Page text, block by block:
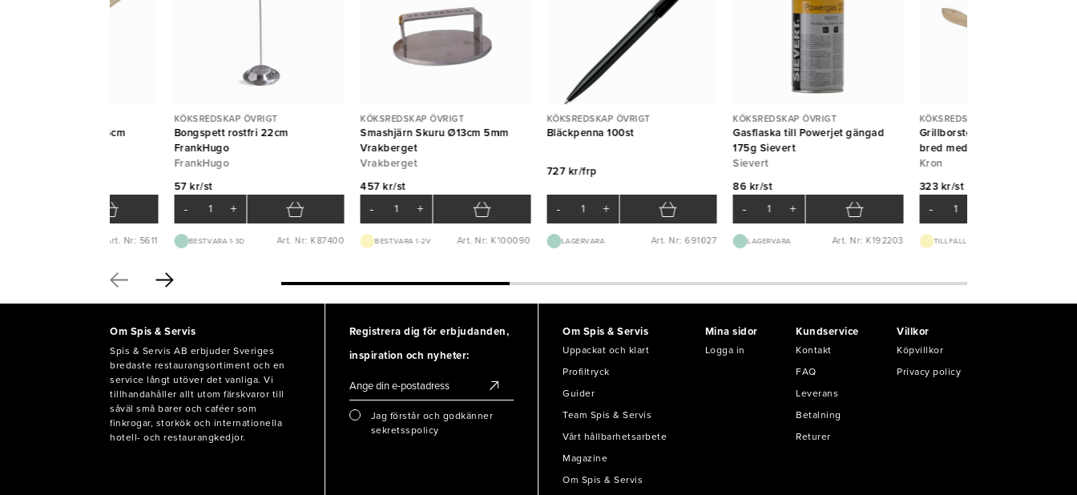
bambu Pure 15cm
Art. Nr: 5611
KÖKSREDSKAP ÖVRIGT
Bongspett rostfri 22cm
FrankHugo
FrankHugo
57 kr/st
- +
BEST.VARA 1-3D Art. Nr: K87400
KÖKSREDSKAP ÖVRIGT
Smashjärn Skuru Ø13cm 5mm
Vrakberget
Vrakberget
457 kr/st
- +
BEST.VARA 1-2V Art. Nr: K100090
KÖKSREDSKAP ÖVRIGT
Bläckpenna 100st
727 kr/frp
- +
LAGERVARA Art. Nr: 691027
KÖKSREDSKAP ÖVRIGT
Gasflaska till Powerjet gängad
175g Sievert
Sievert
86 kr/st
- +
LAGERVARA Art. Nr: K192203
KÖKSREDSKAP ÖVRIGT
Grillborste huggblocksborste
bred med handtag
Kron
323 kr/st
-
TILLFÄLLIGT SLUT
Om Spis & Servis
Spis & Servis AB erbjuder Sveriges
bredaste restaurangsortiment och en
service långt utöver det vanliga. Vi
tillhandahåller allt utom färskvaror till
såväl små barer och caféer som
finkrogar, storkök och internationella
hotell- och restaurangkedjor.
Registrera dig för erbjudanden,
inspiration och nyheter:
Jag förstår och godkänner
sekretsspolicy
Om Spis & Servis
Uppackat och klart
Profiltryck
Guider
Team Spis & Servis
Vårt hållbarhetsarbete
Magazine
Om Spis & Servis
Mina sidor
Logga in
Kundservice
Kontakt
FAQ
Leverans
Betalning
Returer
Villkor
Köpvillkor
Privacy policy